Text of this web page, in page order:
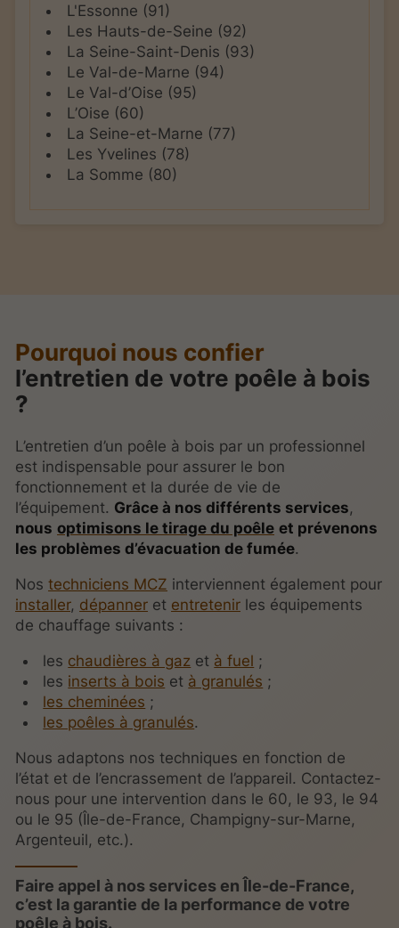
L'Essonne (91)
Les Hauts-de-Seine (92)
La Seine-Saint-Denis (93)
Le Val-de-Marne (94)
Le Val-d’Oise (95)
L’Oise (60)
La Seine-et-Marne (77)
Les Yvelines (78)
La Somme (80)
Pourquoi nous confier
l’entretien de votre poêle à bois
?
L’entretien d’un poêle à bois par un professionnel
est indispensable pour assurer le bon
fonctionnement et la durée de vie de
l’équipement. Grâce à nos différents services,
nous optimisons le tirage du poêle et prévenons
les problèmes d’évacuation de fumée.
Nostechniciens MCZ interviennent également pour
installer, dépanner et entretenir les équipements
de chauffage suivants :
les chaudières à gaz et à fuel ;
les inserts à bois et à granulés ;
les cheminées ;
les poêles à granulés.
Nous adaptons nos techniques en fonction de
l’état et de l’encrassement de l’appareil. Contactez-
nous pour une intervention dans le 60, le 93, le 94
ou le 95 (Île-de-France, Champigny-sur-Marne,
Argenteuil, etc.).
Faire appel à nos services en Île-de-France,
c’est la garantie de la performance de votre
poêle à bois.